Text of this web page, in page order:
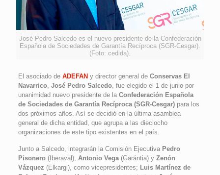
José Pedro Salcedo es el nuevo presidente de la Confederación
Española de Sociedades de Garantía Recíproca (SGR-Cesgar).
(Foto: cedida).
El asociado de ADEFAN y director general de Conservas El
Navarrico, José Pedro Salcedo, fue elegido el 1 de junio por
unanimidad nuevo presidente de la Confederación Española
de Sociedades de Garantía Recíproca (SGR-Cesgar)para los
dos próximos años. Así se decidió en la última asamblea
general de dicha entidad, que agrupa a las dieciocho
organizaciones de este tipo existentes en el país.
Junto a Salcedo, integrarán la Comisión Ejecutiva Pedro
Pisonero(Iberaval), Antonio Vega(Garántia) y Zenón
Vázquez (Elkargi), como vicepresidentes; Luis Martínez de